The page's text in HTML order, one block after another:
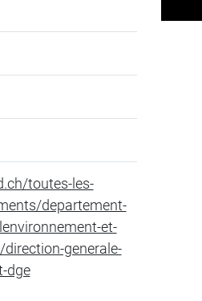
toutes-les-
departement-
et-
generale-
dge